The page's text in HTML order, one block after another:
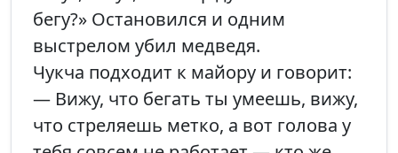
бегу?» Остановился и одним
выстрелом убил медведя.
Чукча подходит к майору и говорит:
— Вижу, что бегать ты умеешь, вижу,
что стреляешь метко, а вот голова у